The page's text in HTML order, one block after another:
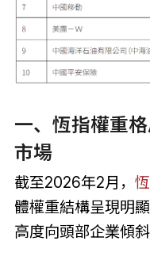
一、恆指權重
市場
截至2026年2月，
體權重結構呈現明
高度向頭部企業傾斜